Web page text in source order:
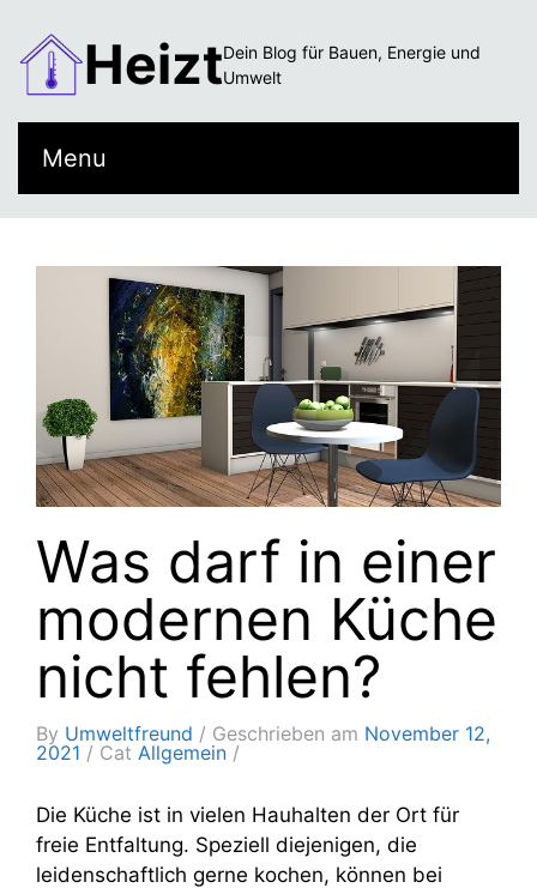
HeiztDein Blog für Bauen, Energie und
Umwelt
Menu
Was darf in einer
modernen Küche
nicht fehlen?
By Umweltfreund Geschrieben am November 12,
2021
Cat Allgemein
Die Küche ist in vielen Hauhalten der Ort für
freie Entfaltung. Speziell diejenigen, die
leidenschaftlich gerne kochen, können bei